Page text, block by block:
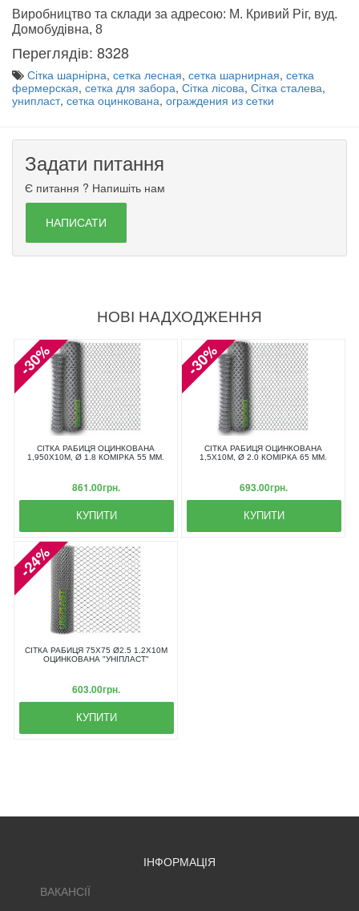
Виробництво та склади за адресою: М. Кривий Ріг, вуд.
Домобудівна, 8
Переглядів: 8328
Сітка шарнірна, сетка лесная, сетка шарнирная, сетка
фермерская, сетка для забора, Сітка лісова, Сітка сталева,
унипласт, сетка оцинкована, ограждения из сетки
Задати питання
Є питання ? Напишіть нам
НАПИСАТИ
НОВІ НАДХОДЖЕННЯ
-30%
СІТКА РАБИЦЯ ОЦИНКОВАНА
1,950X10М, Ø 1.8 КОМІРКА 55 ММ.
861.00грн.
КУПИТИ
-30%
СІТКА РАБИЦЯ ОЦИНКОВАНА
1,5X10М, Ø 2.0 КОМІРКА 65 ММ.
693.00грн.
КУПИТИ
-24%
СІТКА РАБИЦЯ 75Х75 Ø2.5 1.2Х10М
ОЦИНКОВАНА "УНІПЛАСТ"
603.00грн.
КУПИТИ
ІНФОРМАЦІЯ
ВАКАНСІЇ